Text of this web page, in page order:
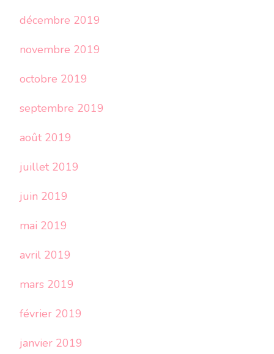
décembre 2019
novembre 2019
octobre 2019
septembre 2019
août 2019
juillet 2019
juin 2019
mai 2019
avril 2019
mars 2019
février 2019
janvier 2019